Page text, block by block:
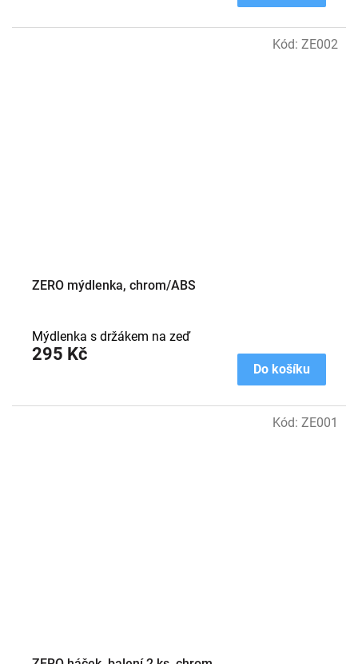
ZERO mýdlenka, chrom/ABS
295 Kč
Do košíku
Mýdlenka s držákem na zeď
Kód: ZE002
Kód: ZE001